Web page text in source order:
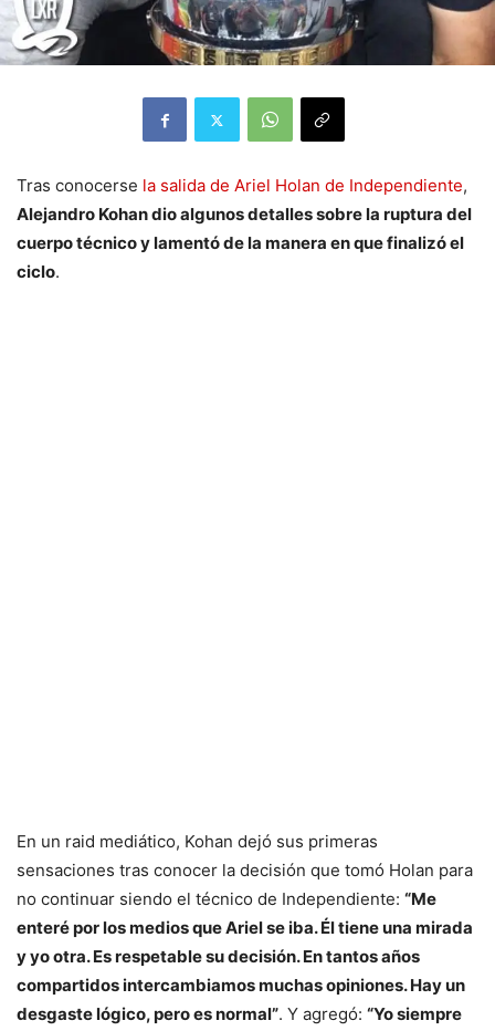
Tras conocerse la salida de Ariel Holan de Independiente,
Alejandro Kohan dio algunos detalles sobre la ruptura del
cuerpo técnico y lamentó de la manera en que finalizó el
ciclo.
En un raid mediático, Kohan dejó sus primeras
sensaciones tras conocer la decisión que tomó Holan para
no continuar siendo el técnico de Independiente: “Me
enteré por los medios que Ariel se iba. Él tiene una mirada
y yo otra. Es respetable su decisión. En tantos años
compartidos intercambiamos muchas opiniones. Hay un
desgaste lógico, pero es normal”. Y agregó: “Yo siempre